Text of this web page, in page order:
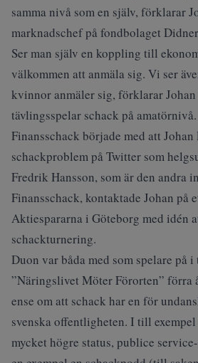
samma nivå som en själv, förklarar
marknadschef på fondbolaget
Ser man själv en koppling till
välkommen att anmäla sig. Vi ser
kvinnor anmäler sig, förklarar
tävlingsspelar schack på amatörnivå.
Finansschack började med att
schackproblem på Twitter som
Fredrik Hansson, som är den andra
Finansschack, kontaktade Johan på
Aktiespararna i Göteborg med idén
schackturnering.
Duon var båda med som spelare på
”Näringslivet Möter Förorten” förra
ense om att schack har en för
svenska offentligheten. I till
mycket högre status, publice